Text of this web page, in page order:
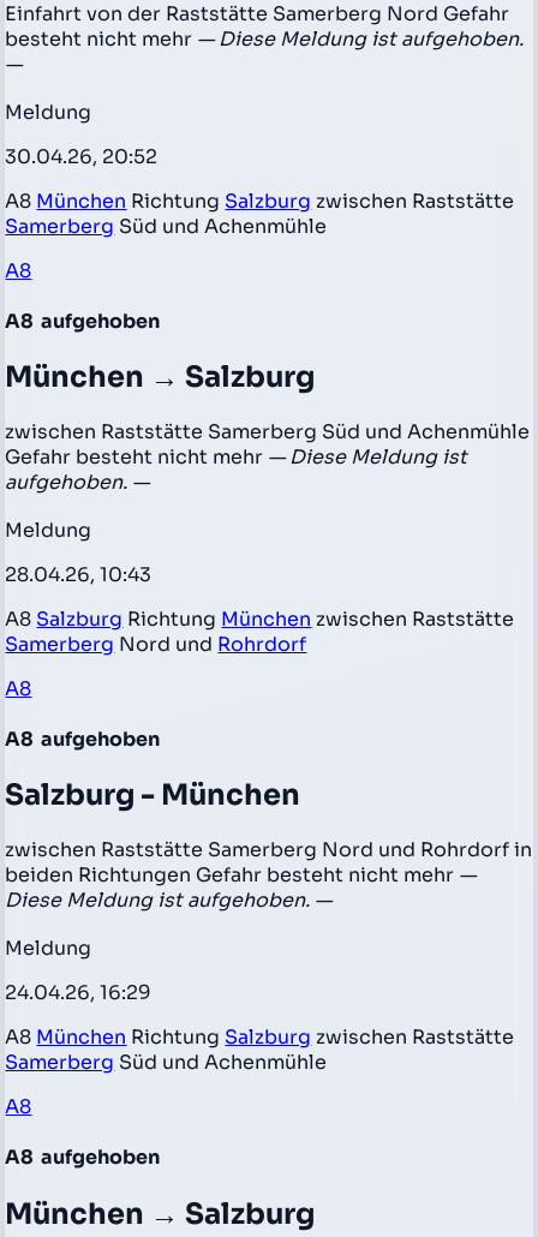
Einfahrt von der Raststätte Samerberg Nord Gefahr
besteht nicht mehr — Diese Meldung ist aufgehoben.
—
Meldung
30.04.26, 20:52
A8 München Richtung Salzburg zwischen Raststätte
Samerberg Süd und Achenmühle
A8
A8 aufgehoben
München → Salzburg
zwischen Raststätte Samerberg Süd und Achenmühle
Gefahr besteht nicht mehr — Diese Meldung ist
aufgehoben. —
Meldung
28.04.26, 10:43
A8 Salzburg Richtung München zwischen Raststätte
Samerberg Nord und Rohrdorf
A8
A8 aufgehoben
Salzburg - München
zwischen Raststätte Samerberg Nord und Rohrdorf in
beiden Richtungen Gefahr besteht nicht mehr —
Diese Meldung ist aufgehoben. —
Meldung
24.04.26, 16:29
A8 München Richtung Salzburg zwischen Raststätte
Samerberg Süd und Achenmühle
A8
A8 aufgehoben
München → Salzburg